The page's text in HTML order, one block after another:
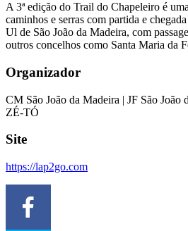
A 3ª edição do Trail do Chapeleiro é
caminhos e serras com partida e
Ul de São João da Madeira, com
outros concelhos como Santa Maria da
Organizador
CM São João da Madeira | JF São João
ZÉ-TÓ
Site
https://lap2go.com